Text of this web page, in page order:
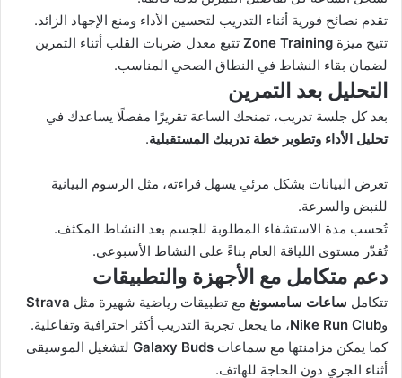
تقدم نصائح فورية أثناء التدريب لتحسين الأداء ومنع الإجهاد الزائد.
تتيح ميزة Zone Training تتبع معدل ضربات القلب أثناء التمرين
لضمان بقاء النشاط في النطاق الصحي المناسب.
التحليل بعد التمرين
بعد كل جلسة تدريب، تمنحك الساعة تقريرًا مفصلًا يساعدك في
تحليل الأداء وتطوير خطة تدريبك المستقبلية.
تعرض البيانات بشكل مرئي يسهل قراءته، مثل الرسوم البيانية
للنبض والسرعة.
تُحسب مدة الاستشفاء المطلوبة للجسم بعد النشاط المكثف.
تُقدّر مستوى اللياقة العام بناءً على النشاط الأسبوعي.
دعم متكامل مع الأجهزة والتطبيقات
تتكامل ساعات سامسونغ مع تطبيقات رياضية شهيرة مثل Strava
وNike Run Club، ما يجعل تجربة التدريب أكثر احترافية وتفاعلية.
كما يمكن مزامنتها مع سماعات Galaxy Buds لتشغيل الموسيقى
أثناء الجري دون الحاجة للهاتف.